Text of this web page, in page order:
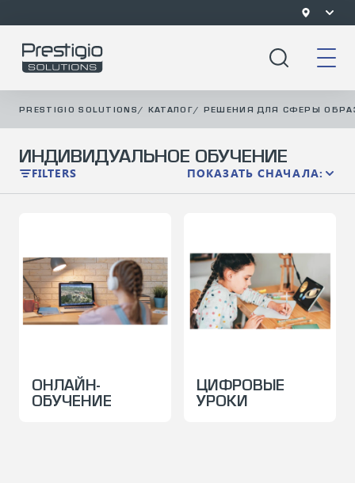
PRESTIGIO SOLUTIONS / КАТАЛОГ/ РЕШЕНИЯ ДЛЯ СФЕРЫ
ИНДИВИДУАЛЬНОЕ ОБУЧЕНИЕ
FILTERS ПОКАЗАТЬ СНАЧАЛА:
ОНЛАЙН-
ОБУЧЕНИЕ
ЦИФРОВЫЕ
УРОКИ